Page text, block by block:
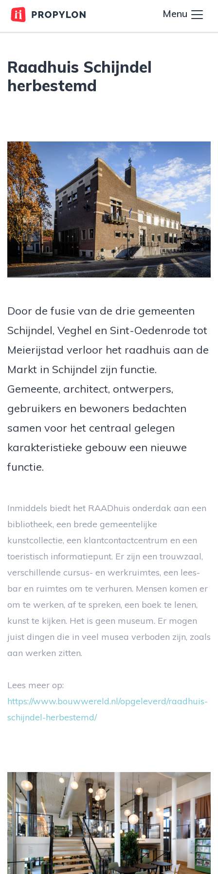
Menu
Raadhuis Schijndel
herbestemd
Door de fusie van de drie gemeenten
Schijndel, Veghel en Sint-Oedenrode tot
Meierijstad verloor het raadhuis aan de
Markt in Schijndel zijn functie.
Gemeente, architect, ontwerpers,
gebruikers en bewoners bedachten
samen voor het centraal gelegen
karakteristieke gebouw een nieuwe
functie.
Inmiddels biedt het RAADhuis onderdak aan een
bibliotheek, een brede gemeentelijke
kunstcollectie, een klantcontactcentrum en een
toeristisch informatiepunt. Er zijn een trouwzaal,
verschillende cursus- en werkruimtes, een lees-
bar en ruimtes om te verhuren. Mensen komen er
om te werken, af te spreken, een boek te lenen,
kunst te kijken. Het is geen museum. Er mogen
juist dingen die in veel musea verboden zijn, zoals
aan werken zitten.
Lees meer op:
https://www.bouwwereld.nl/opgeleverd/raadhuis-
schijndel-herbestemd/